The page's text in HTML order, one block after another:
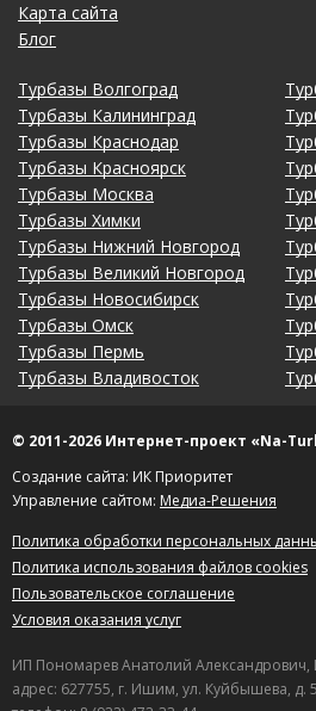
Карта сайта
Блог
Турбазы Волгоград
Турбазы Калининград
Турбазы Краснодар
Турбазы Красноярск
Турбазы Москва
Турбазы Химки
Турбазы Нижний Новгород
Турбазы Великий Новгород
Турбазы Новосибирск
Турбазы Омск
Турбазы Пермь
Турбазы Владивосток
© 2011-2026 Интернет-проект «Na-
Создание сайта: ИК Приоритет
Управление сайтом: Медиа-Решения
Политика обработки персональных
Политика использования файлов cookies
Пользовательское соглашение
Условия оказания услуг
ИП Пономарев Анатолий Александрович,
адрес: 627755, г. Ишим, ул. Куйбышева, д.